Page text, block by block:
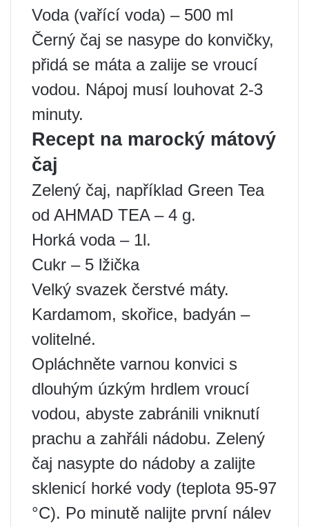
Voda (vařící voda) – 500 ml
Černý čaj se nasype do konvičky,
přidá se máta a zalije se vroucí
vodou. Nápoj musí louhovat 2-3
minuty.
Recept na marocký mátový
čaj
Zelený čaj, například Green Tea
od AHMAD TEA – 4 g.
Horká voda – 1l.
Cukr – 5 lžička
Velký svazek čerstvé máty.
Kardamom, skořice, badyán –
volitelné.
Opláchněte varnou konvici s
dlouhým úzkým hrdlem vroucí
vodou, abyste zabránili vniknutí
prachu a zahřáli nádobu. Zelený
čaj nasypte do nádoby a zalijte
sklenicí horké vody (teplota 95-97
°C). Po minutě nalijte první nálev